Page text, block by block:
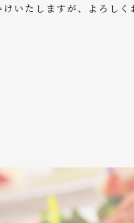
いたしますが、よろしく